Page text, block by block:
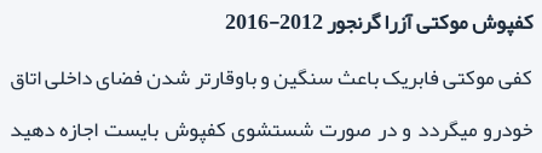
کفپوش موکتی آزرا گرنجور 2012-2016
کفی موکتی فابریک باعث سنگین و باوقارتر شدن فضای داخلی اتاق
خودرو میگردد و در صورت شستشوی کفپوش بایست اجازه دهید